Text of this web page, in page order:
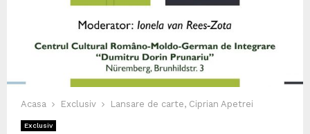
Acasa Exclusiv Lansare de carte, Ciprian Apetrei
Exclusiv